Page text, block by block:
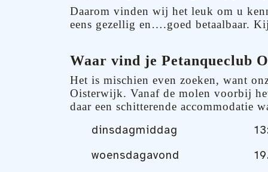
Daarom vinden wij het leuk om u
eens gezellig en….goed betaalbaar.
Waar vind je Petanqueclub
Het is mischien even zoeken, want
Oisterwijk. Vanaf de molen voorbij
daar een schitterende accommodatie
dinsdagmiddag
woensdagavond